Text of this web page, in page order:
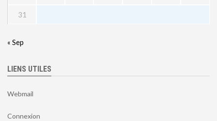
31
« Sep
LIENS UTILES
Webmail
Connexion